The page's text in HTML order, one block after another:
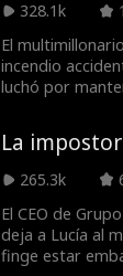
desprecia, Ellie
finalmente su
328.1k
El
incendio
luchó por
funeral, Nathan,
Adrián,
reclamando ser
Vaughn. Lo
fue que Nathan
en verdad el
La
265.3k
El CEO de
deja a Lucía al
finge estar